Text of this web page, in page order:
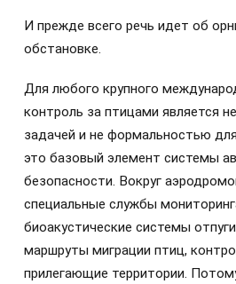
И прежде всего речь идет об
обстановке.
Для любого крупного
контроль за птицами является
задачей и не формальностью
это базовый элемент системы
безопасности. Вокруг
специальные службы
биоакустические системы
маршруты миграции птиц,
прилегающие территории.